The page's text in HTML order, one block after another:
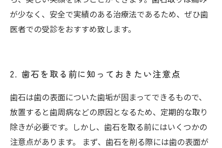
が少なく、安全で実績のある治療法であるため、ぜひ歯
医者での受診をおすすめ致します。
2. 歯石を取る前に知っておきたい注意点
歯石は歯の表面についた歯垢が固まってできるもので、
放置すると歯周病などの原因となるため、定期的な取り
除きが必要です。しかし、歯石を取る前にはいくつかの
注意点があります。 まず、歯石を削る際には歯の表面が